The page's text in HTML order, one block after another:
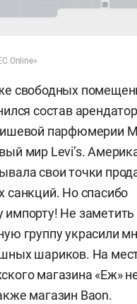
Online»
свободных
состав
парфюмерии
мир Levi’s.
свои точки
санкций. Но спасибо
импорту! Не заметить
группу украсили
шариков. На
магазина «Еж»
магазин Baon.